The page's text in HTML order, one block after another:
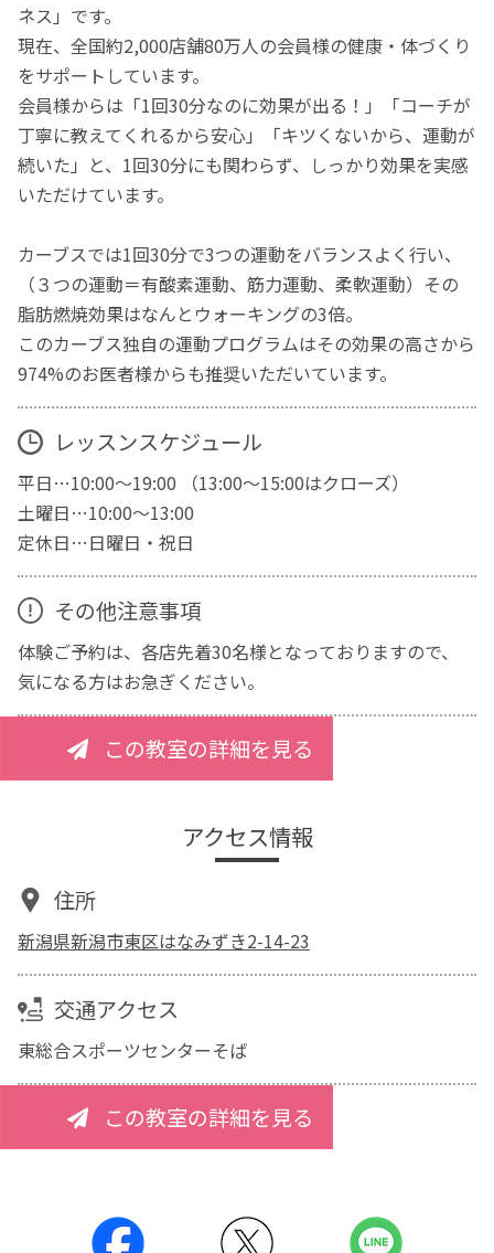
ネス」です。
現在、全国約2,000店舗80万人の会員様の健康・体づくり
をサポートしています。
会員様からは「1回30分なのに効果が出る！」「コーチが
丁寧に教えてくれるから安心」「キツくないから、運動が
続いた」と、1回30分にも関わらず、しっかり効果を実感
いただけています。
カーブスでは1回30分で3つの運動をバランスよく行い、
（３つの運動＝有酸素運動、筋力運動、柔軟運動）その
脂肪燃焼効果はなんとウォーキングの3倍。
このカーブス独自の運動プログラムはその効果の高さから
974%のお医者様からも推奨いただいています。
レッスンスケジュール
平日…10:00～19:00 （13:00～15:00はクローズ）
土曜日…10:00～13:00
定休日…日曜日・祝日
その他注意事項
体験ご予約は、各店先着30名様となっておりますので、
気になる方はお急ぎください。
この教室の詳細を見る
アクセス情報
住所
新潟県新潟市東区はなみずき2-14-23
交通アクセス
東総合スポーツセンターそば
この教室の詳細を見る